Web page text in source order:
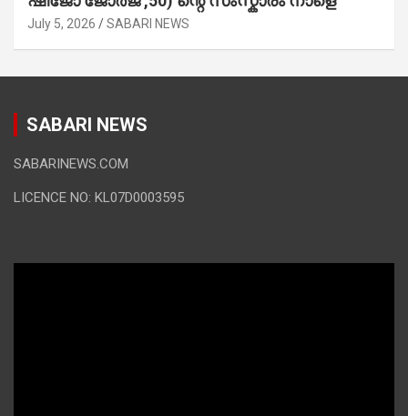
July 5, 2026 SABARI NEWS
SABARI NEWS
SABARINEWS.COM
LICENCE NO: KL07D0003595